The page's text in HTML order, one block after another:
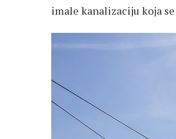
imale kanalizaciju koja